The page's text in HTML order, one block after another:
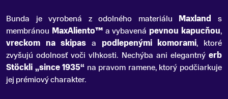
Bunda je vyrobená z odolného materiálu Maxland s
membránou MaxAliento™a vybavená pevnou kapucňou,
vreckom na skipas a podlepenými komorami, ktoré
zvyšujú odolnosť voči vlhkosti. Nechýba ani elegantný erb
Stöckli „since 1935“ na pravom ramene, ktorý podčiarkuje
jej prémiový charakter.